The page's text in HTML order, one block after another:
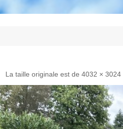
La taille originale est de4032 × 3024